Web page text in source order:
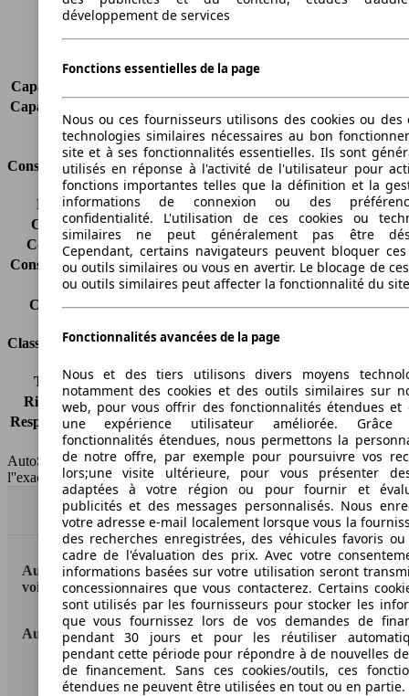
Charge maximale
50 kg
Portes
Charge sur toit
100 kg
Capacité de remorquage (sans freins)
Capacité de remorquage (avec freins)
Volume du coffre
500 l
Consommation
Émissions de CO2*
214 g/km (komb.)
Consommation (ville)
12.6 l/100km
Consommation (route)
6.9 l/100km
Consommation (combinée)* 9.0 l/100km
Classe d'émissions
pas d'information
Capacité du réservoir
75 l
Classes d'assurance
Tous risques
-
Risques partiels
-
Responsabilité civile -
HSN/TSN
MSA16x2Cxxxx/n.c.
AutoScout24 France SAS décline toute responsabilité concernant
l''exactitude des indications fournies.
Haut
AutoScout24: la plus grande plateforme en ligne de
voitures en Europe
AutoScout24
A propos d'AutoScout24
développement de services
Fonctions essentielles de la page
Nous ou ces fournisseurs utilisons des cookies ou des
technologies similaires nécessaires au bon
site et à ses fonctionnalités essentielles. Ils sont
utilisés en réponse à l'activité de l'utilisateur pour
fonctions importantes telles que la définition et la
informations de connexion ou des
confidentialité. L'utilisation de ces cookies ou
similaires ne peut généralement pas être
Cependant, certains navigateurs peuvent bloquer ces
ou outils similaires ou vous en avertir. Le blocage de
ou outils similaires peut affecter la fonctionnalité du
Fonctionnalités avancées de la page
Nous et des tiers utilisons divers moyens
notamment des cookies et des outils similaires sur
web, pour vous offrir des fonctionnalités étendues et
une expérience utilisateur améliorée.
fonctionnalités étendues, nous permettons la
de notre offre, par exemple pour poursuivre vos
lors;une visite ultérieure, pour vous présenter
adaptées à votre région ou pour fournir et
publicités et des messages personnalisés. Nous
votre adresse e-mail localement lorsque vous la
des recherches enregistrées, des véhicules favoris
cadre de l'évaluation des prix. Avec votre
informations basées sur votre utilisation seront
concessionnaires que vous contacterez. Certains
sont utilisés par les fournisseurs pour stocker les
que vous fournissez lors de vos demandes de
pendant 30 jours et pour les réutiliser
pendant cette période pour répondre à de nouvelles
de financement. Sans ces cookies/outils, ces
étendues ne peuvent être utilisées en tout ou en partie.